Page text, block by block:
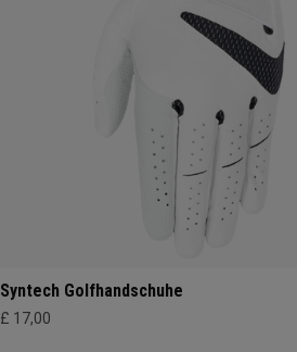
Syntech Golfhandschuhe
£ 17,00